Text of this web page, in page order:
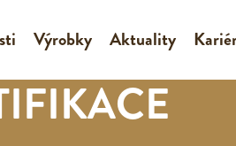
Výrobky Aktuality